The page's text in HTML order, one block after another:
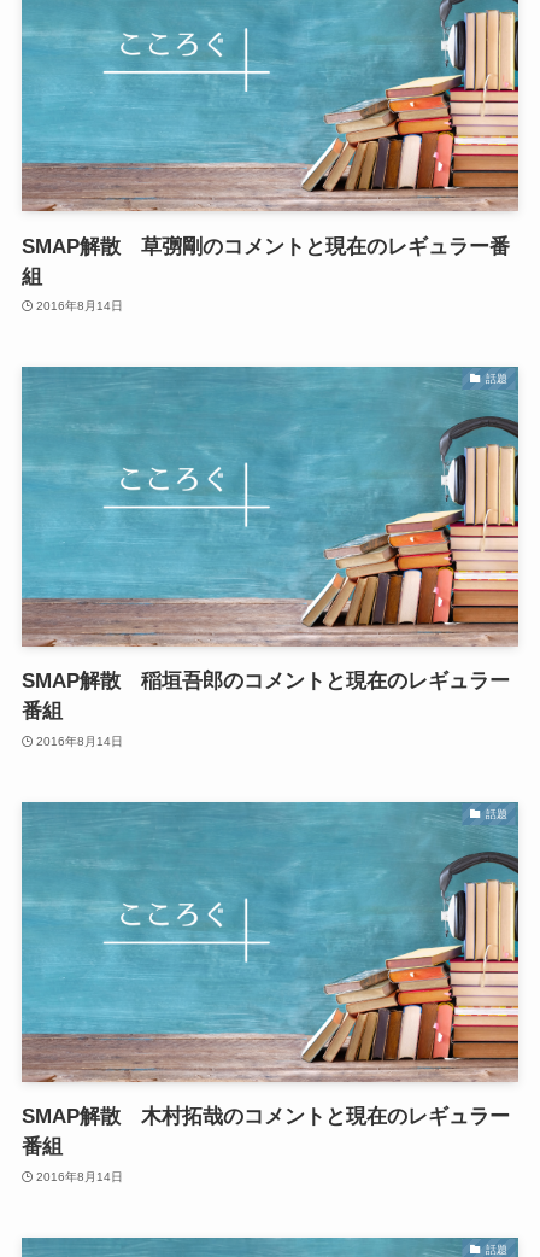
SMAP解散 草彅剛のコメントと現在のレギュラー番
組
2016年8月14日
話題
SMAP解散 稲垣吾郎のコメントと現在のレギュラー
番組
2016年8月14日
話題
SMAP解散 木村拓哉のコメントと現在のレギュラー
番組
2016年8月14日
話題